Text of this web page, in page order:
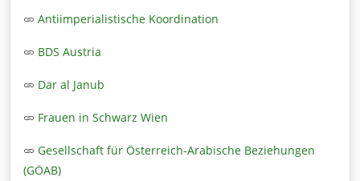
Antiimperialistische Koordination
BDS Austria
Dar al Janub
Frauen in Schwarz Wien
Gesellschaft für Österreich-Arabische Beziehungen
(GÖAB)